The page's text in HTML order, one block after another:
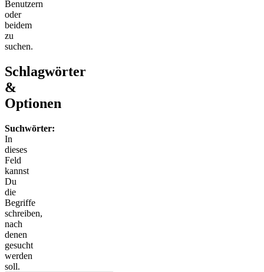
Benutzern
oder
beidem
zu
suchen.
Schlagwörter
&
Optionen
Suchwörter:
In
dieses
Feld
kannst
Du
die
Begriffe
schreiben,
nach
denen
gesucht
werden
soll.